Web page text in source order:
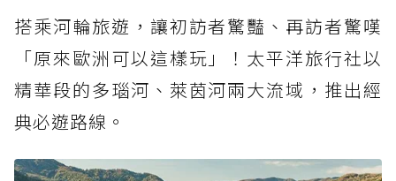
搭乘河輪旅遊，讓初訪者驚豔、再訪者驚嘆
「原來歐洲可以這樣玩」！太平洋旅行社以
精華段的多瑙河、萊茵河兩大流域，推出經
典必遊路線。